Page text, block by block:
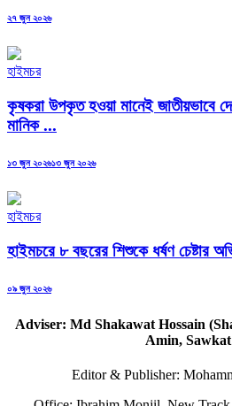
Posted
২৭ জুন ২০২৬
হাইমচর
কৃষকরা উপকৃত হওয়া মানেই জাতীয়ভাবে
মানিক ...
Posted
১৩ জুন ২০২৬১৩ জুন ২০২৬
হাইমচর
হাইমচরে ৮ বছরের শিশুকে ধর্ষণ চেষ্টার
Posted
০৯ জুন ২০২৬
Adviser: Md Shakawat Hossain
Amin,
Editor & Publisher: